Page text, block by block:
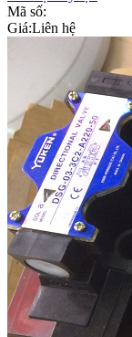
Mã số:
Giá:Liên hệ